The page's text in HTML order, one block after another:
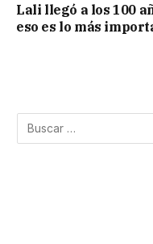
Lali llegó a los 100
eso es lo más